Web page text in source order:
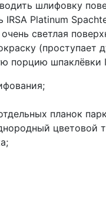
шлифовку
Platinum
светлая
(проступает
порцию шпаклëвки
планок
цветовой